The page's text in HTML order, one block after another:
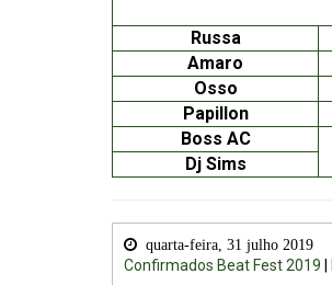
Russa
Amaro
Osso
Papillon
Boss AC
Dj Sims
quarta-feira, 31 julho 2019
Confirmados Beat Fest 2019